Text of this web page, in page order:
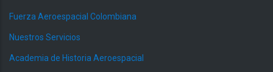
Fuerza Aeroespacial Colombiana
Nuestros Servicios
Academia de Historia Aeroespacial